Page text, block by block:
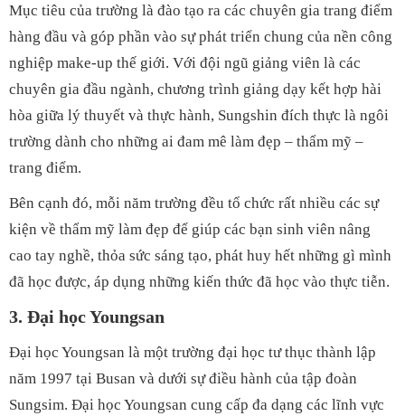
Mục tiêu của trường là đào tạo ra các chuyên gia trang điểm
hàng đầu và góp phần vào sự phát triển chung của nền công
nghiệp make-up thế giới. Với đội ngũ giảng viên là các
chuyên gia đầu ngành, chương trình giảng dạy kết hợp hài
hòa giữa lý thuyết và thực hành, Sungshin đích thực là ngôi
trường dành cho những ai đam mê làm đẹp – thẩm mỹ –
trang điểm.
Bên cạnh đó, mỗi năm trường đều tổ chức rất nhiều các sự
kiện về thẩm mỹ làm đẹp để giúp các bạn sinh viên nâng
cao tay nghề, thỏa sức sáng tạo, phát huy hết những gì mình
đã học được, áp dụng những kiến thức đã học vào thực tiễn.
3. Đại học Youngsan
Đại học Youngsan là một trường đại học tư thục thành lập
năm 1997 tại Busan và dưới sự điều hành của tập đoàn
Sungsim. Đại học Youngsan cung cấp đa dạng các lĩnh vực